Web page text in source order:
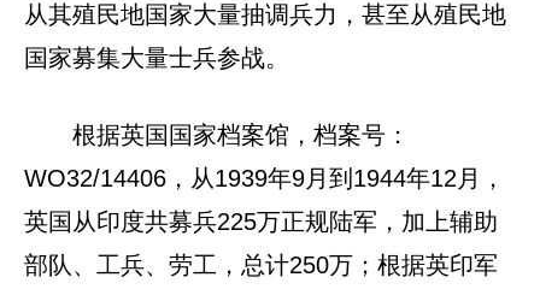
从其殖民地国家大量抽调兵力，甚至从殖民地
国家募集大量士兵参战。
根据英国国家档案馆，档案号：
WO32/14406，从1939年9月到1944年12月，
英国从印度共募兵225万正规陆军，加上辅助
部队、工兵、劳工，总计250万；根据英印军